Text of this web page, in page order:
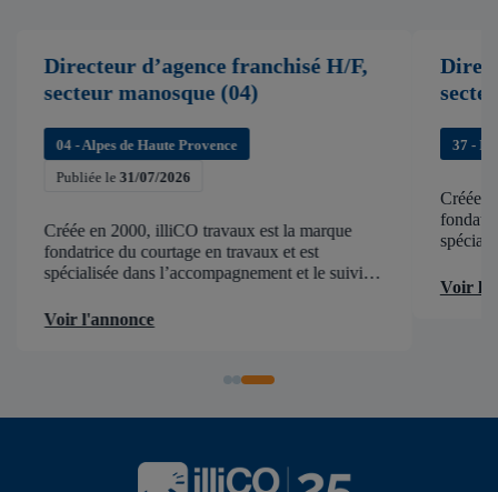
Directeur d’agence franchisé H/F,
secteur manosque (04)
04 - Alpes de Haute Provence
Publiée le31/07/2026
Créée en 2000, illiCO travaux est la marque
fondatrice du courtage en travaux et est
spécialisée dans l’accompagnement et le suivi
d’accélérer et de faciliter tous les projets […]
Voir l'annonce
37 -
Créée
Voir